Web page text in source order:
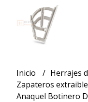
Inicio
Herrajes
Zapateros
Anaquel Botinero